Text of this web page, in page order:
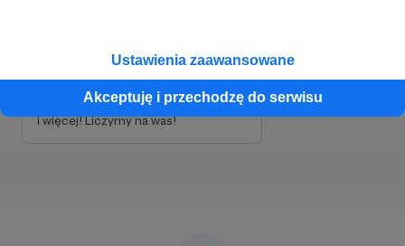
Ustawienia zaawansowane
Akceptuję i przechodzę do serwisu
rozpieszcza, jednak nie składamy
sezony Królów lecz dziesięć a może
i więcej! Liczymy na was!